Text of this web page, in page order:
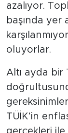
azalıyor.
başında yer
oluyorlar.
Altı ayda bir
TÜİK’in
gerçekleri